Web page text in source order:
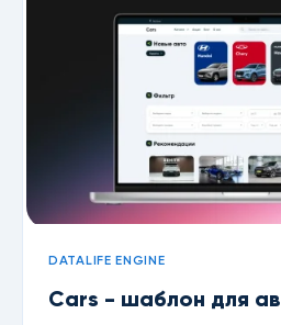
DATALIFE ENGINE
Cars - шаблон для